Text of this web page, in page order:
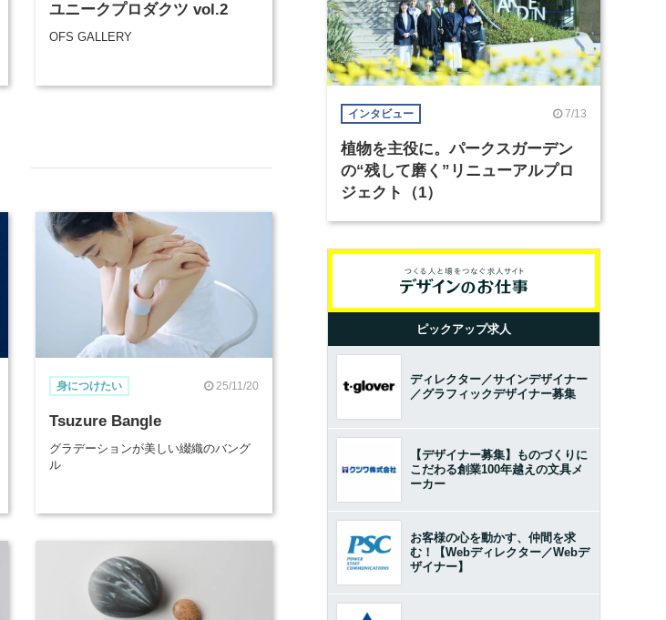
ユニークプロダクツ vol.2
OFS GALLERY
身につけたい 25/11/20
Tsuzure Bangle
グラデーションが美しい綴織のバング
ル
インタビュー 7/13
植物を主役に。パークスガーデン
の“残して磨く”リニューアルプロ
ジェクト（1）
ピックアップ求人
ディレクター／サインデザイナー
／グラフィックデザイナー募集
【デザイナー募集】ものづくりに
こだわる創業100年越えの文具メ
ーカー
お客様の心を動かす、仲間を求
む！【Webディレクター／Webデ
ザイナー】